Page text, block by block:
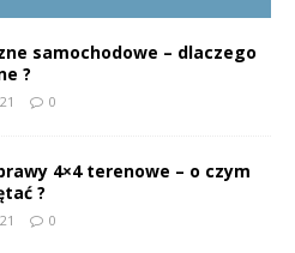
samochodowe – dlaczego
?
0
4×4 terenowe – o czym
?
0